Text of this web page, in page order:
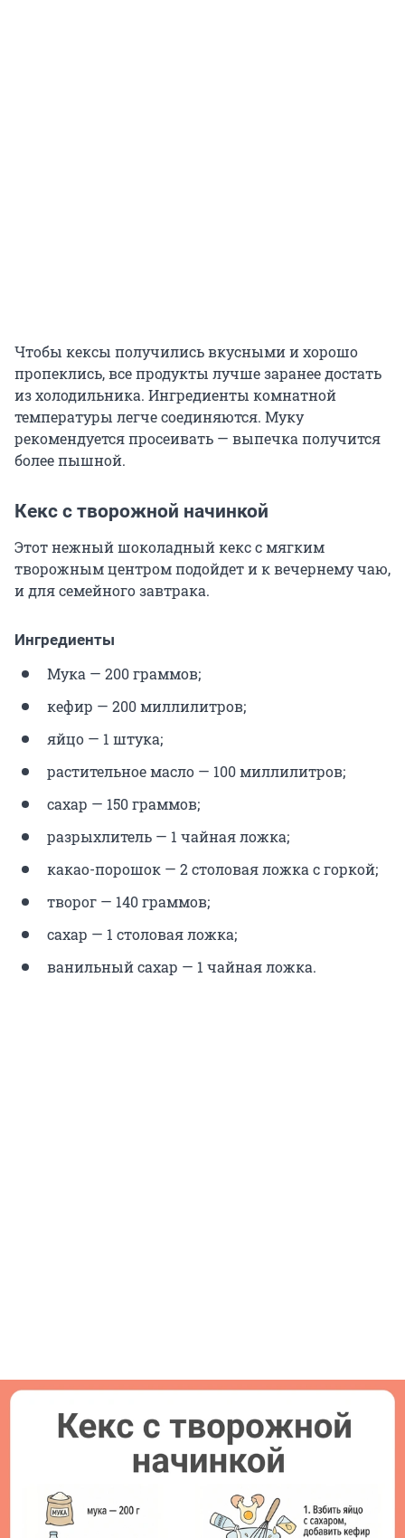
Чтобы кексы получились вкусными и хорошо
пропеклись, все продукты лучше заранее достать
из холодильника. Ингредиенты комнатной
температуры легче соединяются. Муку
рекомендуется просеивать — выпечка получится
более пышной.
Кекс с творожной начинкой
Этот нежный шоколадный кекс с мягким
творожным центром подойдет и к вечернему чаю,
и для семейного завтрака.
Ингредиенты
Мука — 200 граммов;
кефир — 200 миллилитров;
яйцо — 1 штука;
растительное масло — 100 миллилитров;
сахар — 150 граммов;
разрыхлитель — 1 чайная ложка;
какао-порошок — 2 столовая ложка с горкой;
творог — 140 граммов;
сахар — 1 столовая ложка;
ванильный сахар — 1 чайная ложка.